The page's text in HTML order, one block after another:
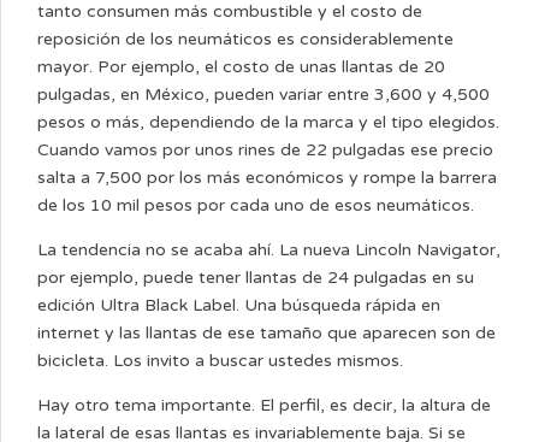
tanto consumen más combustible y el costo de
reposición de los neumáticos es considerablemente
mayor. Por ejemplo, el costo de unas llantas de 20
pulgadas, en México, pueden variar entre 3,600 y 4,500
pesos o más, dependiendo de la marca y el tipo elegidos.
Cuando vamos por unos rines de 22 pulgadas ese precio
salta a 7,500 por los más económicos y rompe la barrera
de los 10 mil pesos por cada uno de esos neumáticos.
La tendencia no se acaba ahí. La nueva Lincoln Navigator,
por ejemplo, puede tener llantas de 24 pulgadas en su
edición Ultra Black Label. Una búsqueda rápida en
internet y las llantas de ese tamaño que aparecen son de
bicicleta. Los invito a buscar ustedes mismos.
Hay otro tema importante. El perfil, es decir, la altura de
la lateral de esas llantas es invariablemente baja. Si se